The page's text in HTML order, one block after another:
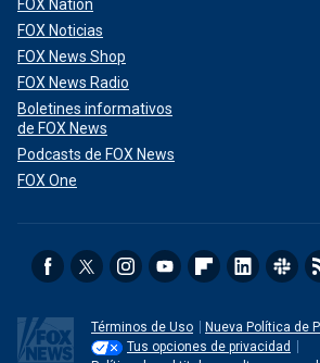
FOX Nation
FOX Noticias
FOX News Shop
FOX News Radio
Boletines informativos
de FOX News
Podcasts de FOX News
FOX One
Términos de Uso
Nueva Política de
Tus opciones de privacidad